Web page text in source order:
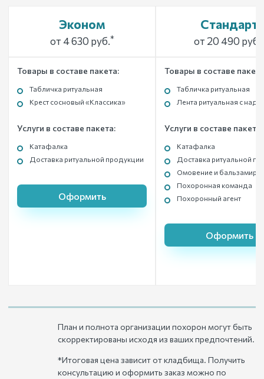
Эконом
от 4 630 руб.*
Товары в составе пакета:
Табличка ритуальная
Крест сосновый «Классика»
Услуги в составе пакета:
Катафалка
Доставка ритуальной продукции
Оформить
Стандарт
от 20 490 руб.
Товары в составе
Табличка ритуальная
Лента ритуальная с
Услуги в составе пакета:
Катафалка
Доставка ритуальной
Омовение и
Похоронная команда
Похоронный агент
Оформить
План и полнота организации похорон могут быть
скорректированы исходя из ваших предпочтений.
*Итоговая цена зависит от кладбища. Получить
консультацию и оформить заказ можно по